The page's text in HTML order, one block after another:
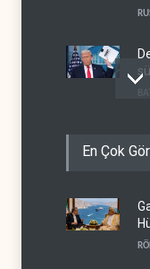
En Çok